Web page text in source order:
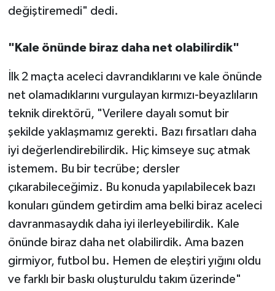
değiştiremedi" dedi.
"Kale önünde biraz daha net olabilirdik"
İlk 2 maçta aceleci davrandıklarını ve kale önünde
net olamadıklarını vurgulayan kırmızı-beyazlıların
teknik direktörü, "Verilere dayalı somut bir
şekilde yaklaşmamız gerekti. Bazı fırsatları daha
iyi değerlendirebilirdik. Hiç kimseye suç atmak
istemem. Bu bir tecrübe; dersler
çıkarabileceğimiz. Bu konuda yapılabilecek bazı
konuları gündem getirdim ama belki biraz aceleci
davranmasaydık daha iyi ilerleyebilirdik. Kale
önünde biraz daha net olabilirdik. Ama bazen
girmiyor, futbol bu. Hemen de eleştiri yığını oldu
ve farklı bir baskı oluşturuldu takım üzerinde"